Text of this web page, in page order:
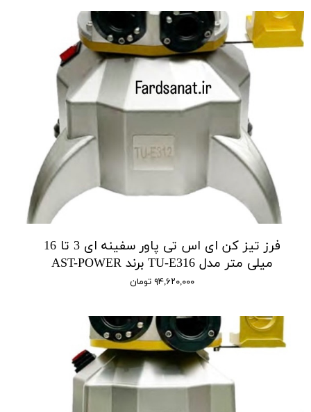
فرز تیز کن ای اس تی پاور سفینه ای 3 تا 16
میلی متر مدل TU-E316 برند AST-POWER
۹۴,۶۲۰,۰۰۰ تومان